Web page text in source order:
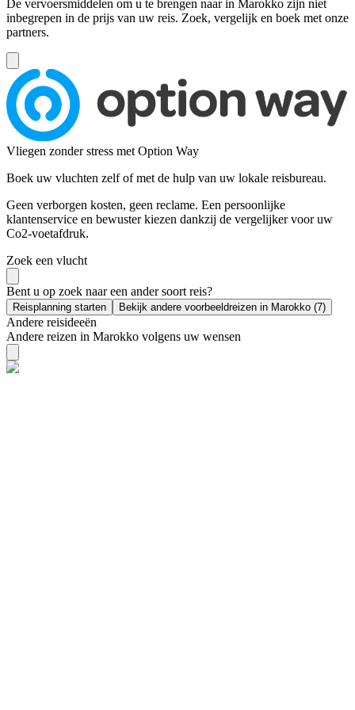
De vervoersmiddelen om u te brengen naar in Marokko zijn niet
inbegrepen in de prijs van uw reis. Zoek, vergelijk en boek met onze
partners.
Vliegen zonder stress met Option Way
Boek uw vluchten zelf of met de hulp van uw lokale reisbureau.
Geen verborgen kosten, geen reclame. Een persoonlijke
klantenservice en bewuster kiezen dankzij de vergelijker voor uw
Co2-voetafdruk.
Zoek een vlucht
Bent u op zoek naar een ander soort reis?
Reisplanning starten Bekijk andere voorbeeldreizen in Marokko (7)
Andere reisideeën
Andere reizen in Marokko volgens uw wensen